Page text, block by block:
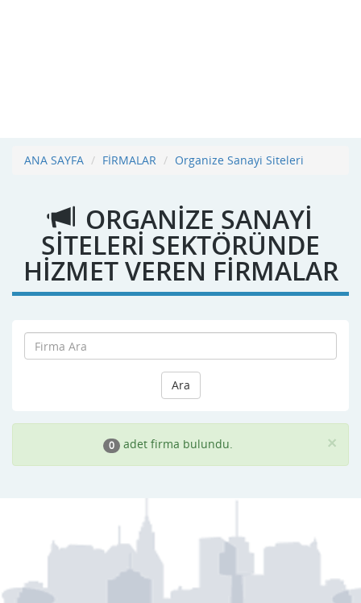
ANA SAYFA FİRMALAR Organize Sanayi Siteleri
ORGANIZE SANAYI
SITELERI SEKTÖRÜNDE
HİZMET VEREN FİRMALAR
Ara
×
0 adet firma bulundu.